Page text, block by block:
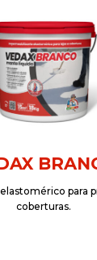
para
coberturas.